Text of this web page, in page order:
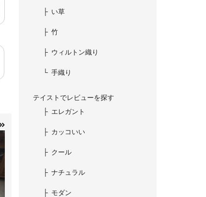
い草
竹
ウィルトン織り
手織り
テイストでレビューを探す
エレガント
カッコいい
クール
ナチュラル
モダン